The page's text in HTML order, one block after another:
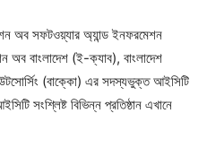
অব সফটওয়্যার অ্যান্ড ইনফরমেশন
অব বাংলাদেশ (ই-ক্যাব), বাংলাদেশ
(বাক্কো) এর সদস্যভুক্ত আইসিটি
সংশ্লিষ্ট বিভিন্ন প্রতিষ্ঠান এখানে